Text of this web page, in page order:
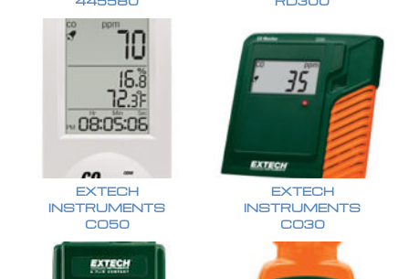
EXTECH
INSTRUMENTS
CO50
EXTECH
INSTRUMENTS
CO30